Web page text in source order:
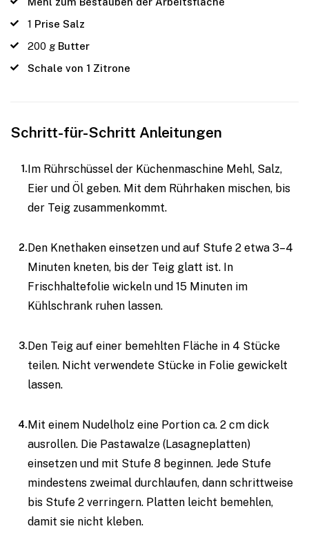
1 Prise Salz
200 g Butter
Schale von 1 Zitrone
Schritt-für-Schritt Anleitungen
Im Rührschüssel der Küchenmaschine Mehl, Salz,
Eier und Öl geben. Mit dem Rührhaken mischen, bis
der Teig zusammenkommt.
Den Knethaken einsetzen und auf Stufe 2 etwa 3–4
Minuten kneten, bis der Teig glatt ist. In
Frischhaltefolie wickeln und 15 Minuten im
Kühlschrank ruhen lassen.
Den Teig auf einer bemehlten Fläche in 4 Stücke
teilen. Nicht verwendete Stücke in Folie gewickelt
lassen.
Mit einem Nudelholz eine Portion ca. 2 cm dick
ausrollen. Die Pastawalze (Lasagneplatten)
einsetzen und mit Stufe 8 beginnen. Jede Stufe
mindestens zweimal durchlaufen, dann schrittweise
bis Stufe 2 verringern. Platten leicht bemehlen,
damit sie nicht kleben.